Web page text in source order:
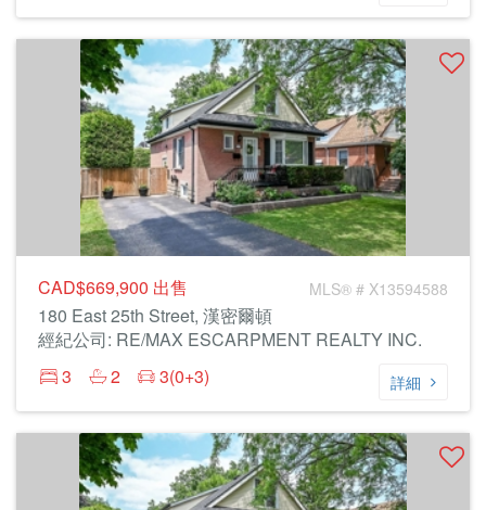
CAD$669,900 出售 MLS® # X13594588
180 East 25th Street, 漢密爾頓
經紀公司: RE/MAX ESCARPMENT REALTY INC.
3
2 3(0+3) 詳細